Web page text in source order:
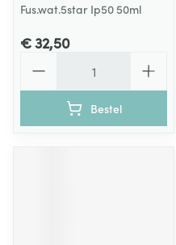
Fus.wat.5star Ip50 50ml
€ 32,50
Bestel